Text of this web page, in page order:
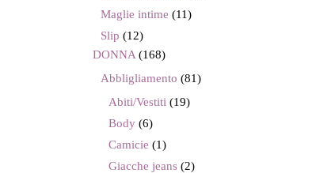
Maglie intime (11)
Slip (12)
DONNA (168)
Abbligliamento (81)
Abiti/Vestiti (19)
Body (6)
Camicie (1)
Giacche jeans (2)